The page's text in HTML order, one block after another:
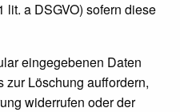
lit. a DSGVO) sofern diese
eingegebenen Daten
Löschung auffordern,
widerrufen oder der